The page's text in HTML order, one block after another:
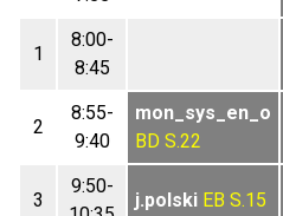
1
8:00-
8:45
2
8:55-
9:40
mon_sys_en_o
BD S.22
3
9:50-
j.polski EB S.15